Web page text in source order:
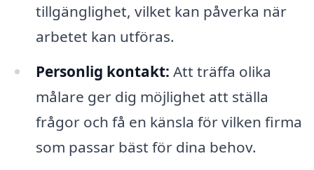
tillgänglighet, vilket kan påverka när
arbetet kan utföras.
Personlig kontakt: Att träffa olika
målare ger dig möjlighet att ställa
frågor och få en känsla för vilken firma
som passar bäst för dina behov.